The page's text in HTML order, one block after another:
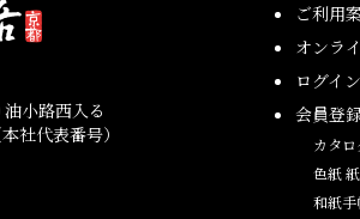
小路西入る
社代表番号）
ご利用
オンラ
ログイン
会員登
カタ
色紙
和紙手